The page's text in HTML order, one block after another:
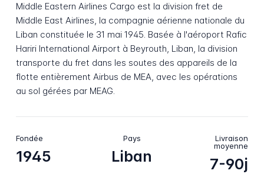
Middle Eastern Airlines Cargo est la division fret de
Middle East Airlines, la compagnie aérienne nationale du
Liban constituée le 31 mai 1945. Basée à l'aéroport Rafic
Hariri International Airport à Beyrouth, Liban, la division
transporte du fret dans les soutes des appareils de la
flotte entièrement Airbus de MEA, avec les opérations
au sol gérées par MEAG.
Fondée
1945
Pays
Liban
Livraison
moyenne
7-90j